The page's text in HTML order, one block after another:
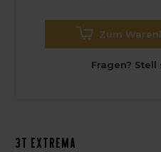
Zum
Fragen?
3T Extrema